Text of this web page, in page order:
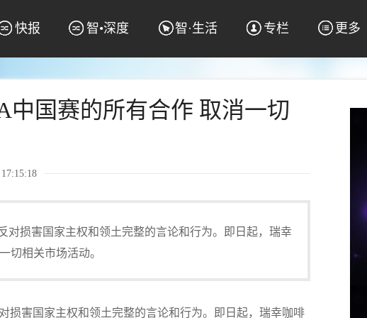
快报 智•深度 智·生活 专栏 更多
中国赛的所有合作 取消一切
对损害国家主权和领土完整的言论和行为。即日起，瑞幸
切相关市场活动。
损害国家主权和领土完整的言论和行为。即日起，瑞幸咖啡